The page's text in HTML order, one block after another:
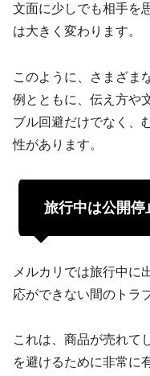
文面に少しでも相手を
は大きく変わります。
このように、さまざま
例とともに、伝え方や
ブル回避だけでなく、
性があります。
旅行中は公開
メルカリでは旅行中に
応ができない間のトラ
これは、商品が売れて
を避けるために非常に